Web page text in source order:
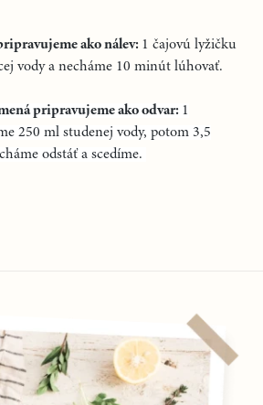
ako nálev: 1 čajovú lyžičku
vody a necháme 10 minút lúhovať.
pripravujeme ako odvar: 1
250 ml studenej vody, potom 3,5
odstáť a scedíme.